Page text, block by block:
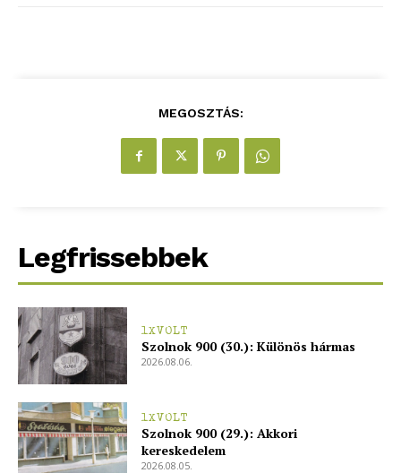
blogSZOLNOK
szubjektív élményportál
ELŐFIZETÉS
MEGOSZTÁS:
Legfrissebbek
1XVOLT
Szolnok 900 (30.): Különös hármas
2026.08.06.
1XVOLT
Szolnok 900 (29.): Akkori
kereskedelem
2026.08.05.